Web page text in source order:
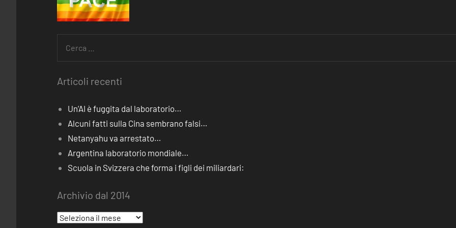
Articoli recenti
Un’AI è fuggita dal laboratorio…
Alcuni fatti sulla Cina sembrano falsi…
Netanyahu va arrestato…
Argentina laboratorio mondiale…
Scuola in Svizzera che forma i figli dei miliardari:
Archivio dal 2014
Archivio